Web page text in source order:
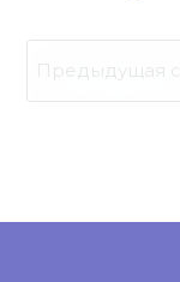
Предыдущая